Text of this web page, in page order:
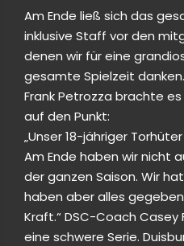
Am Ende ließ sich das
inklusive Staff vor den
denen wir für eine
gesamte Spielzeit danken.
Frank Petrozza brachte
auf den Punkt:
„Unser 18-jähriger
Am Ende haben wir nicht
der ganzen Saison. Wir
haben aber alles
Kraft.“ DSC-Coach Casey
eine schwere Serie.